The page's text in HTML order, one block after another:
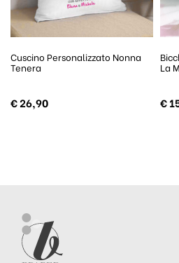
Cuscino Personalizzato Nonna
Tenera
€26,90
La
€